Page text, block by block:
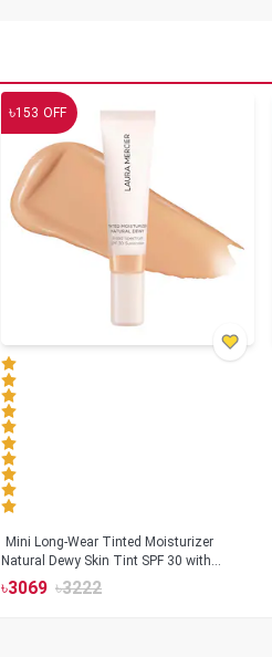
৳153 OFF
Mini Long-Wear Tinted Moisturizer
Natural Dewy Skin Tint SPF 30 with
Hyaluronic Acid
৳3069 ৳3222